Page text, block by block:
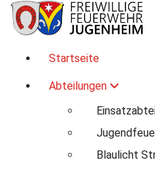
Zum
Inhalt
Für Ihre Sicherheit in
Startseite
Abteilungen
Blaulicht